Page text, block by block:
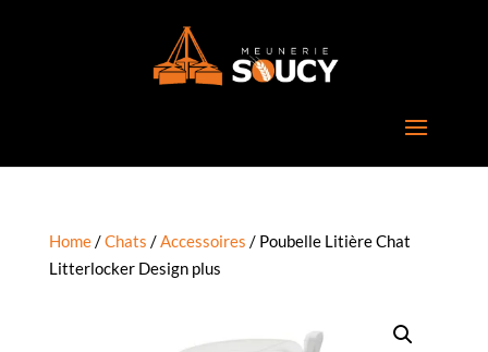
Home/Chats /Accessoires / Poubelle Litière Chat
Litterlocker Design plus